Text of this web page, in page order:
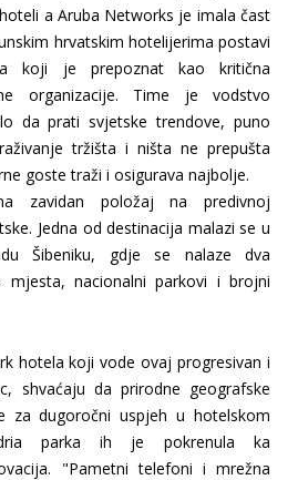
a Aruba Networks je imala čast
hrvatskim hotelijerima postavi
koji je prepoznat kao kritična
organizacije. Time je vodstvo
da prati svjetske trendove, puno
tržišta i ništa ne prepušta
goste traži i osigurava najbolje.
zavidan položaj na predivnoj
Jedna od destinacija malazi se u
Šibeniku, gdje se nalaze dva
mjesta, nacionalni parkovi i brojni
hotela koji vode ovaj progresivan i
shvaćaju da prirodne geografske
za dugoročni uspjeh u hotelskom
parka ih je pokrenula ka
"Pametni telefoni i mrežna